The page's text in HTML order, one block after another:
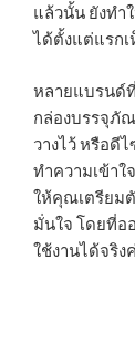
แล้วนั้น ยังทำ
ได้ตั้งแต่แรก
หลายแบรนด์
กล่องบรรจุภั
วางไว้ หรือดี
ทำความเข้าใ
ให้คุณเตรียม
มั่นใจ โดยที่อ
ใช้งานได้จริง